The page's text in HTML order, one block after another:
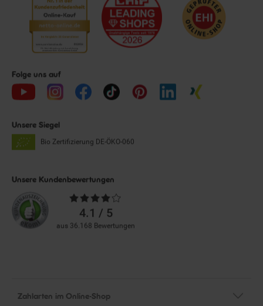
Folge uns auf
Unsere Siegel
Bio Zertifizierung DE-ÖKO-060
Unsere Kundenbewertungen
Durchschnittliche
Bewertungen4.1 / 5
aus 36.168 Bewertungen